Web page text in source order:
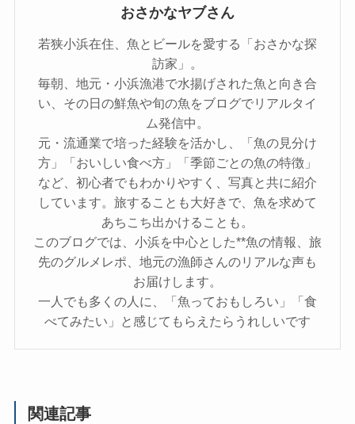
おさかなヤブさん
若狭小浜在住、魚とビールを愛する「おさかな探
訪家」。
毎朝、地元・小浜漁港で水揚げされた魚と向き合
い、その日の鮮魚や旬の魚をブログでリアルタイ
ム発信中。
元・流通業で培った経験を活かし、「魚の見分け
方」「おいしい食べ方」「季節ごとの魚の特徴」
など、初心者でもわかりやすく、写真と共に紹介
しています。旅することも大好きで、魚を求めて
あちこち出かけることも。
このブログでは、小浜を中心とした**魚の情報、旅
先のグルメレポ、地元の漁師さんのリアルな声も
お届けします。
一人でも多くの人に、「魚っておもしろい」「食
べてみたい」と感じてもらえたらうれしいです
関連記事